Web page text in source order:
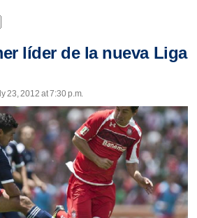
líder de la nueva Liga
23, 2012 at 7:30 p.m.